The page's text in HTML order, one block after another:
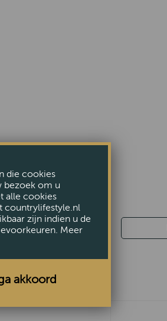
die cookies
bezoek om u
alle cookies
countrylifestyle.nl
zijn indien u de
Meer
akkoord